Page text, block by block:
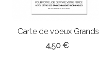
Carte de voeux Grands
parents
4,50 €